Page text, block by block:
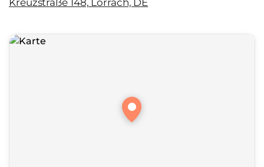
Kreuzstraße 148, Lörrach, DE